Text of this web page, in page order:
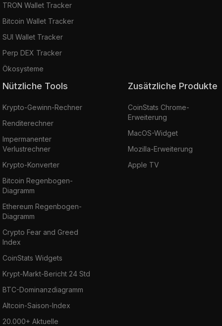
TRON Wallet Tracker
Bitcoin Wallet Tracker
SUI Wallet Tracker
Perp DEX Tracker
Ökosysteme
Nützliche Tools
Krypto-Gewinn-Rechner
Renditerechner
Impermanenter
Verlustrechner
Krypto-Konverter
Bitcoin Regenbogen-
Diagramm
Ethereum Regenbogen-
Diagramm
Crypto Fear and Greed
Index
CoinStats Widgets
Krypt-Markt-Bericht 24 Std
BTC-Dominanzdiagramm
Altcoin-Saison-Index
20.000+ Aktuelle
Zusätzliche Produkte
CoinStats Chrome-
Erweiterung
MacOS-Widget
Mozilla-Erweiterung
Apple TV